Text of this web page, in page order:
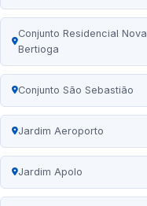
Conjunto Residencial Nova
Bertioga
Conjunto São Sebastião
Jardim Aeroporto
Jardim Apolo